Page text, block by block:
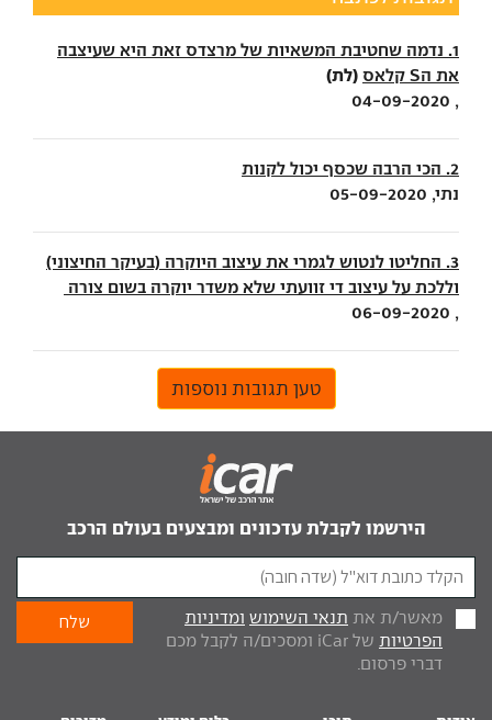
1. נדמה שחטיבת המשאיות של מרצדס זאת היא שעיצבה
את הS קלאס
(לת)
, 04-09-2020
2. הכי הרבה שכסף יכול לקנות
נתי, 05-09-2020
3. החליטו לנטוש לגמרי את עיצוב היוקרה (בעיקר החיצוני)
וללכת על עיצוב די זוועתי שלא משדר יוקרה בשום צורה
, 06-09-2020
טען תגובות נוספות
הירשמו לקבלת עדכונים ומבצעים בעולם הרכב
מאשר/ת את תנאי השימוש ומדיניות
הפרטיות
של iCar ומסכים/ה לקבל מכם
דברי פרסום.